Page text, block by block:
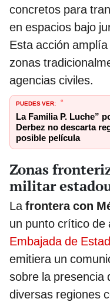
concretos para
en espacios bajo
Esta acción
zonas
agencias civiles.
PUEDES VER: “
La Familia P. Luche”
Derbez no descarta
posible película
Zonas
militar
Lafrontera con
un punto crítico de
Embajada de
emitiera un
sobre la presencia
diversas regiones